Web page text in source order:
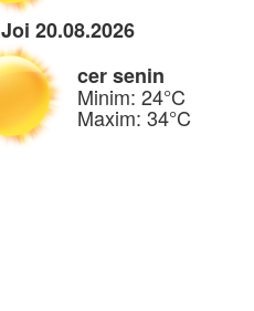
Joi 20.08.2026
cer senin
Minim: 24°C
Maxim: 34°C